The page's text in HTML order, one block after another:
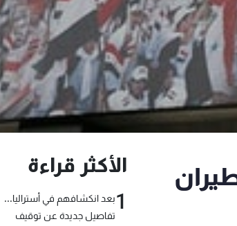
الأكثر قراءة
1بعد انكشافهم في أستراليا...
تفاصيل جديدة عن توقيف